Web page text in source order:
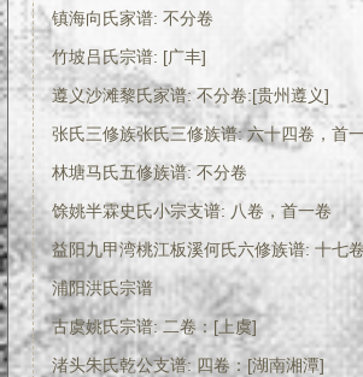
镇海向氏家谱: 不分卷
竹坡吕氏宗谱: [广丰]
遵义沙滩黎氏家谱: 不分卷:[贵州遵义]
林塘马氏五修族谱: 不分卷
馀姚半霖史氏小宗支谱: 八卷，首一卷
浦阳洪氏宗谱
古虞姚氏宗谱: 二卷：[上虞]
渚头朱氏乾公支谱: 四卷：[湖南湘潭]